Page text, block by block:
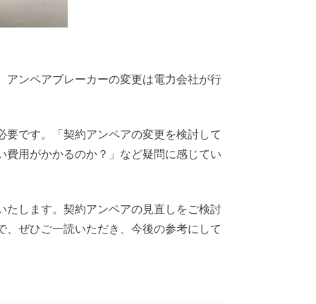
アンペアブレーカーの変更は電力会社が行
です。「契約アンペアの変更を検討して
用がかかるのか？」など疑問に感じてい
たします。契約アンペアの見直しをご検討
ぜひご一読いただき、今後の参考にして